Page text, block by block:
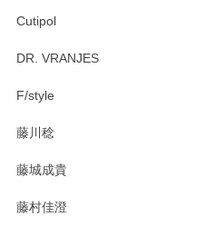
Cutipol
DR. VRANJES
F/style
藤川稔
藤城成貴
藤村佳澄